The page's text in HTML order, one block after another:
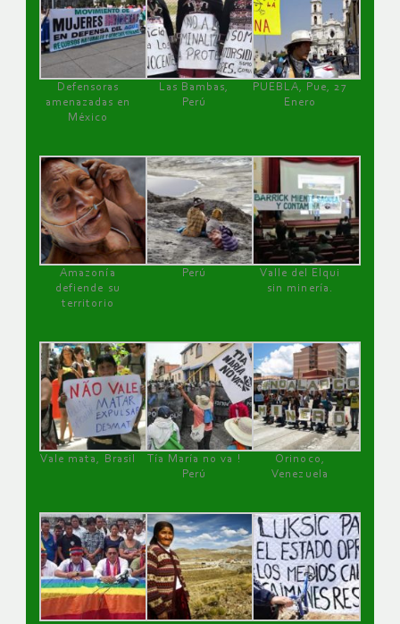
Defensoras
amenazadas en
México
Las Bambas,
Perú
PUEBLA, Pue, 27
Enero
Amazonía
defiende su
territorio
Perú
Valle del Elqui
sin minería.
Vale mata, Brasil
Tía María no va !
Perú
Orinoco,
Venezuela